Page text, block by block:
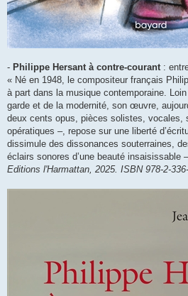
- Philippe Hersant à contre-courant :
« Né en 1948, le compositeur français
à part dans la musique contemporaine.
garde et de la modernité, son œuvre,
deux cents opus, pièces solistes, vocales,
opératiques –, repose sur une liberté
dissimule des dissonances souterraines,
éclairs sonores d’une beauté insaisissable
Editions l'Harmattan, 2025. ISBN 978-2-